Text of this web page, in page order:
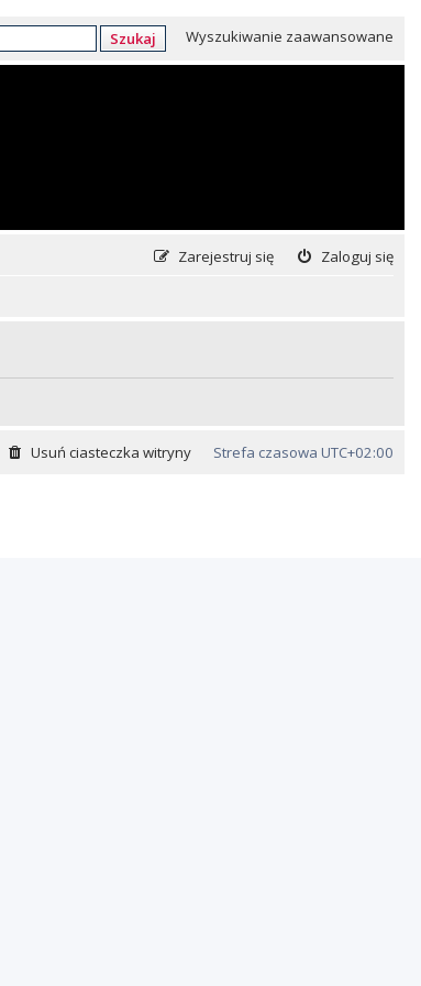
Szukaj Wyszukiwanie zaawansowane
Zaloguj się
Zarejestruj się
Strefa czasowa UTC+02:00
Usuń ciasteczka witryny